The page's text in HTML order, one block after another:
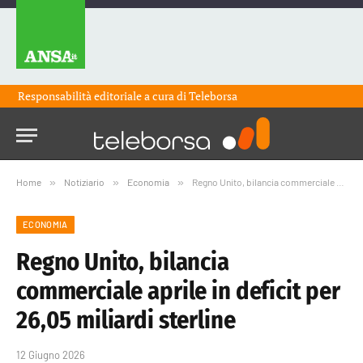
Responsabilità editoriale a cura diTeleborsa
Home » Notiziario » Economia » Regno Unito, bilancia commerciale aprile in deficit per 26,05 miliardi sterline
ECONOMIA
Regno Unito, bilancia
commerciale aprile in deficit per
26,05 miliardi sterline
12 Giugno 2026